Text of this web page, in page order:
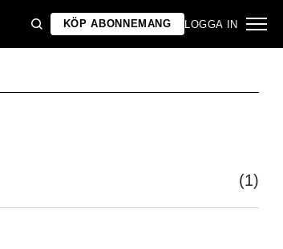
KÖP ABONNEMANG LOGGA IN
(1)